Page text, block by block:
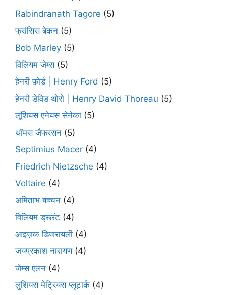
Rabindranath Tagore (5)
फ्रांसिस बेकन (5)
Bob Marley (5)
विलियम जेम्स(5)
हेनरी फ़ोर्ड | Henry Ford (5)
हेनरी डेविड थोरो | Henry David Thoreau (5)
लूशियस एनेयस सेनेका (5)
थॉमस जैफरसन (5)
Septimius Macer (4)
Friedrich Nietzsche (4)
Voltaire (4)
अमिताभ बच्चन (4)
विलियम ड्रूरंट (4)
आइज़क डिजरायली (4)
जयप्रकाश नारायण(4)
जेम्स एलन (4)
लुशियस मेट्रियस प्लूटार्क (4)